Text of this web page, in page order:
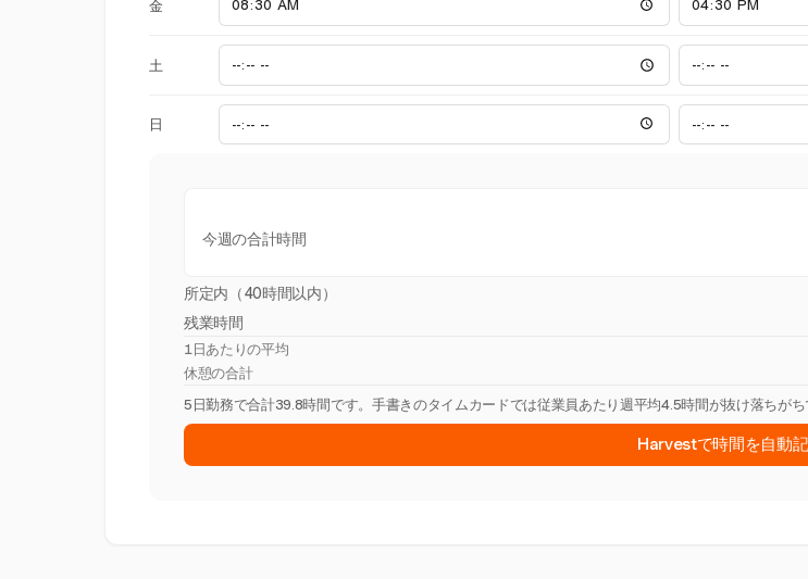
金
土
日
今週の合計時間
所定内（40時間以内）
残業時間
1日あたりの平均
休憩の合計
5日勤務で合計39.8時間です。手書きのタイムカードでは従業員あたり週平均4.5時間が抜け落ちがち
Harvestで時間を自動